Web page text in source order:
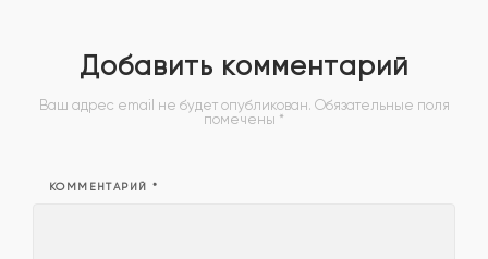
Добавить комментарий
Ваш адрес email не будет опубликован. Обязательные поля
помечены *
КОММЕНТАРИЙ *